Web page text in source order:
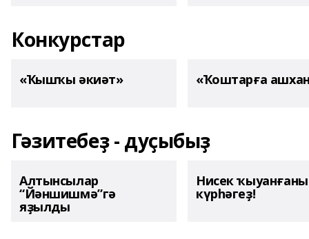
Конкурстар
«Ҡышҡы әкиәт» «Ҡоштарға
Гәзитебеҙ - дуҫыбыҙ
Алтынсылар
“Йәншишмә”гә
яҙылды
Нисек
күрһәгеҙ!